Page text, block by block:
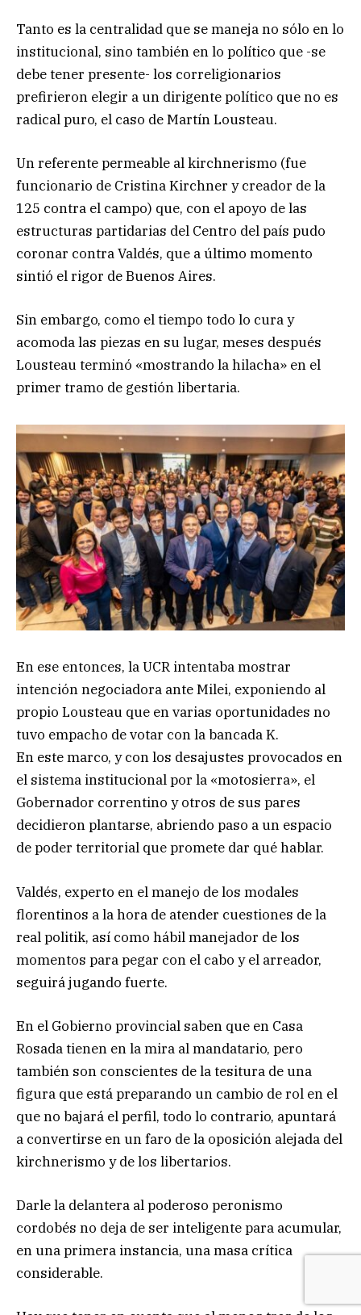
Tanto es la centralidad que se maneja no sólo en lo
institucional, sino también en lo político que -se
debe tener presente- los correligionarios
prefirieron elegir a un dirigente político que no es
radical puro, el caso de Martín Lousteau.
Un referente permeable al kirchnerismo (fue
funcionario de Cristina Kirchner y creador de la
125 contra el campo) que, con el apoyo de las
estructuras partidarias del Centro del país pudo
coronar contra Valdés, que a último momento
sintió el rigor de Buenos Aires.
Sin embargo, como el tiempo todo lo cura y
acomoda las piezas en su lugar, meses después
Lousteau terminó «mostrando la hilacha» en el
primer tramo de gestión libertaria.
En ese entonces, la UCR intentaba mostrar
intención negociadora ante Milei, exponiendo al
propio Lousteau que en varias oportunidades no
tuvo empacho de votar con la bancada K.
En este marco, y con los desajustes provocados en
el sistema institucional por la «motosierra», el
Gobernador correntino y otros de sus pares
decidieron plantarse, abriendo paso a un espacio
de poder territorial que promete dar qué hablar.
Valdés, experto en el manejo de los modales
florentinos a la hora de atender cuestiones de la
real politik, así como hábil manejador de los
momentos para pegar con el cabo y el arreador,
seguirá jugando fuerte.
En el Gobierno provincial saben que en Casa
Rosada tienen en la mira al mandatario, pero
también son conscientes de la tesitura de una
figura que está preparando un cambio de rol en el
que no bajará el perfil, todo lo contrario, apuntará
a convertirse en un faro de la oposición alejada del
kirchnerismo y de los libertarios.
Darle la delantera al poderoso peronismo
cordobés no deja de ser inteligente para acumular,
en una primera instancia, una masa crítica
considerable.